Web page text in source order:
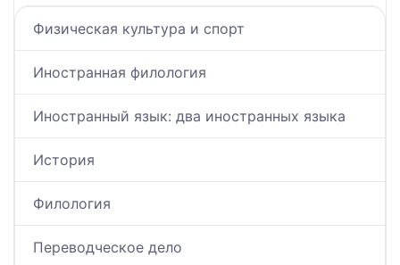
Физическая культура и спорт
Иностранная филология
Иностранный язык: два иностранных языка
История
Филология
Переводческое дело